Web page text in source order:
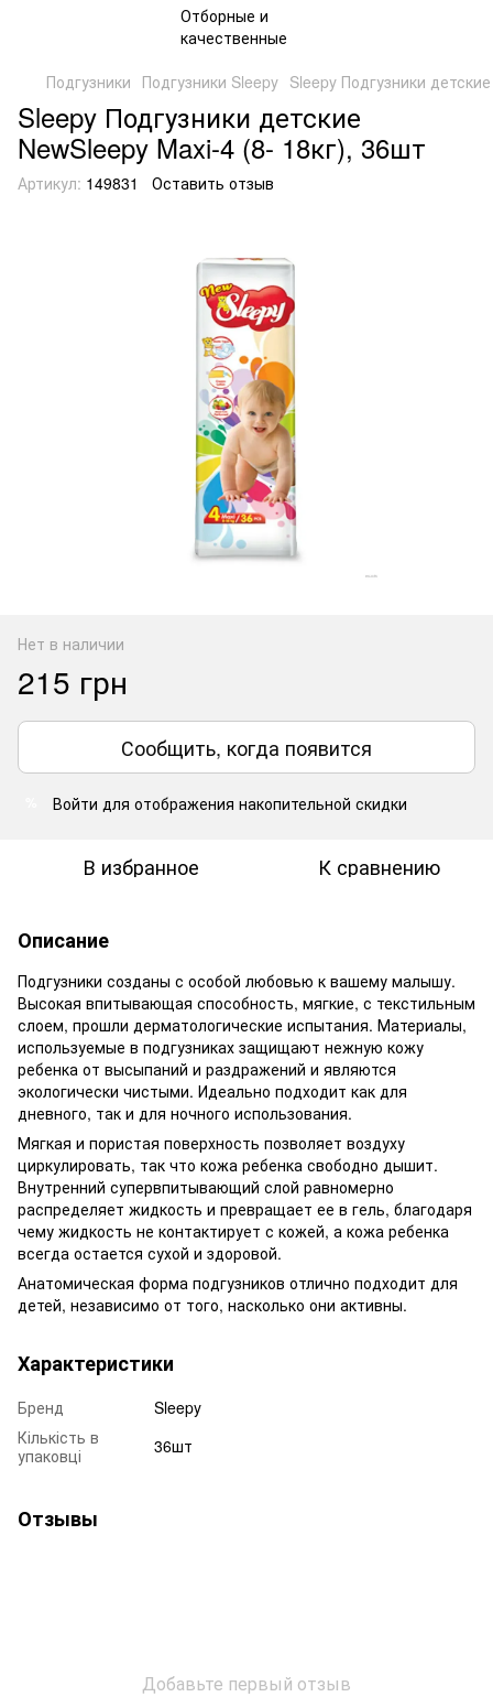
Подгузники Подгузники Sleepy Sleepy Подгузники
Sleepy Подгузники детские
NewSleepy Maxi-4 (8- 18кг), 36шт
Артикул: 149831 Оставить отзыв
Нет в наличии
215 грн
Сообщить, когда появится
Войти для отображения накопительной скидки
В избранное К сравнению
Описание
Подгузники созданы с особой любовью к вашему малышу.
Высокая впитывающая способность, мягкие, с текстильным
слоем, прошли дерматологические испытания. Материалы,
используемые в подгузниках защищают нежную кожу
ребенка от высыпаний и раздражений и являются
экологически чистыми. Идеально подходит как для
дневного, так и для ночного использования.
Мягкая и пористая поверхность позволяет воздуху
циркулировать, так что кожа ребенка свободно дышит.
Внутренний супервпитывающий слой равномерно
распределяет жидкость и превращает ее в гель, благодаря
чему жидкость не контактирует с кожей, а кожа ребенка
всегда остается сухой и здоровой.
Анатомическая форма подгузников отлично подходит для
детей, независимо от того, насколько они активны.
Характеристики
Бренд
Sleepy
Кількість в
упаковці
36шт
Отзывы
Добавьте первый отзыв